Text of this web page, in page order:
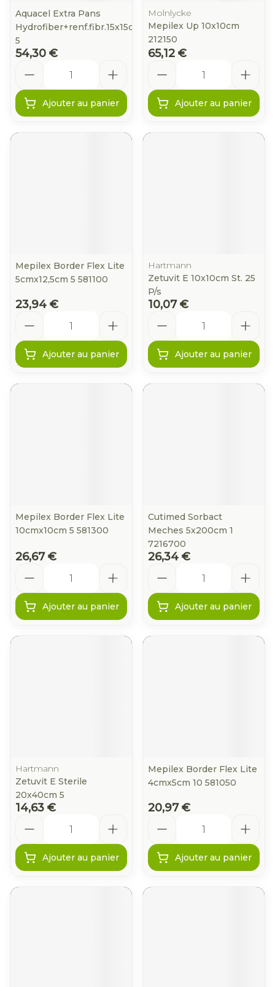
Aquacel Extra Pans
Hydrofiber+renf.fibr.15x15cm
5
54,30 €
Ajouter au panier
Molnlycke
Mepilex Up 10x10cm
212150
65,12 €
Ajouter au panier
Mepilex Border Flex Lite
5cmx12,5cm 5 581100
23,94 €
Ajouter au panier
Hartmann
Zetuvit E 10x10cm St. 25
P/s
10,07 €
Ajouter au panier
Mepilex Border Flex Lite
10cmx10cm 5 581300
26,67 €
Ajouter au panier
Cutimed Sorbact
Meches 5x200cm 1
7216700
26,34 €
Ajouter au panier
Hartmann
Zetuvit E Sterile
20x40cm 5
14,63 €
Ajouter au panier
Mepilex Border Flex Lite
4cmx5cm 10 581050
20,97 €
Ajouter au panier